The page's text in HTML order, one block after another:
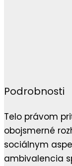
Podrobnosti
Telo právom
obojsmerné
sociálnym
ambivalencia